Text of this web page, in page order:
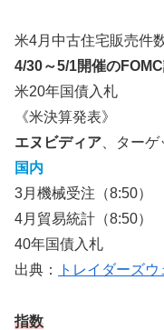
米4月中古住宅販売件
4/30～5/1開催の
米20年国債入札
《米決算発表》
エヌビディア 、ター
国内
3月機械受注（8:50）
4月貿易統計（8:50）
40年国債入札
出典：
トレイダーズウ
指数